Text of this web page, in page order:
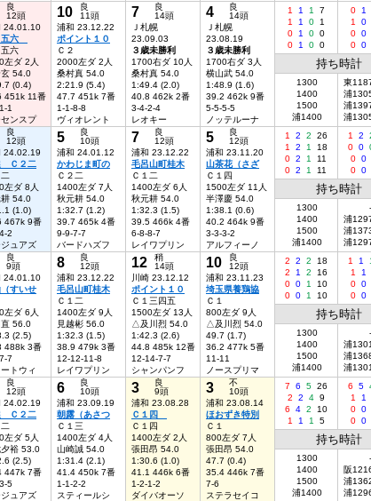
良
12頭
24.01.10
五六
五六
左ダ 2人
54.0
(0.4)
451k 11番
1
センスプ
10
良
11頭
浦和 23.12.22
ポイント１０
Ｃ２
2000左ダ 2人
桑村真 54.0
2:21.9 (5.4)
47.7 451k 7番
1-1-8-8
ヴィオレント
7
良
14頭
Ｊ札幌
23.09.03
３歳未勝利
1700右ダ 10人
桑村真 54.0
1:49.4 (2.0)
40.8 462k 2番
3-4-2-4
レオキー
4
良
14頭
Ｊ札幌
23.08.19
３歳未勝利
1700右ダ 3人
横山武 54.0
1:48.9 (1.6)
39.2 462k 9番
5-5-5-5
ノッテルーナ
1 1 1
7
1
1 0
1
0
1 0 0
0
1 0 0
0 1
1
0
0 0
0 0
持ち時計
1300
1400
1500
浦1400
東
浦
浦
浦
良
12頭
24.02.19
Ｃ２二
左ダ 8人
54.0
(1.0)
467k 9番
2
ュアズ
5
良
10頭
浦和 24.01.12
かわじま町の
Ｃ２二
1400左ダ 7人
秋元耕 54.0
1:32.7 (1.2)
39.7 465k 4番
9-9-7-7
バードハズフ
7
良
12頭
浦和 23.12.22
毛呂山町桂木
Ｃ１二
1400左ダ 6人
秋元耕 54.0
1:32.3 (1.5)
39.5 466k 4番
6-8-8-7
レイワプリン
5
良
12頭
浦和 23.11.20
山茶花（さざ
Ｃ１四
1500左ダ 11人
半澤慶 54.0
1:38.1 (0.6)
40.2 464k 9番
3-3-3-2
アルフィーノ
1 2 2
26
1
2 1
18
0 2 1
11
0 2 1 11
1 2
0 0
0 0
0 0
持ち時計
1300
1400
1500
浦1400
-
浦
浦
浦
良
9頭
24.01.10
すいせ
左ダ 6人
56.0
(2.5)
488k 3番
7
トウィ
8
良
12頭
浦和 23.12.22
毛呂山町桂木
Ｃ１二
1400左ダ 9人
見越彬 56.0
1:32.3 (1.5)
38.9 479k 3番
12-12-11-8
レイワプリン
12
稍
14頭
川崎 23.12.12
ポイント１０
Ｃ１三四五
1500左ダ 13人
△及川烈 54.0
1:42.3 (2.6)
44.8 485k 12番
12-14-7-7
シャンパンフ
10
良
12頭
浦和 23.11.23
埼玉県養鶏協
Ｃ１
800左ダ 9人
△及川烈 54.0
49.7 (1.7)
36.2 477k 5番
11-11
ノースプリマ
2 2 2
18
2
1 2
16
0 0 1
10
0 0 1 10
1 1
1
1
0 0
0 0
持ち時計
1300
1400
1500
浦1400
-
浦
浦
浦
良
12頭
24.02.19
Ｃ２二
左ダ 5人
裕 53.0
(2.5)
447k 7番
5
ュアズ
6
良
10頭
浦和 23.09.19
朝露（あさつ
Ｃ１三
1400左ダ 4人
山崎誠 54.0
1:31.4 (2.1)
41.4 450k 7番
1-1-2-2
スティールシ
3
良
9頭
浦和 23.08.28
Ｃ１四
Ｃ１四
1400左ダ 2人
張田昂 54.0
1:30.6 (1.0)
41.1 446k 6番
1-2-1-2
ダイバオーソ
3
不
10頭
浦和 23.08.14
ほおずき特別
Ｃ１
800左ダ 7人
張田昂 54.0
47.7 (0.4)
35.4 446k 7番
7-6
ステラセイコ
7 6 5 26
2
2 4 9
6
4 2
10
1
1 1 5
6 5
1
1
0 0
0 0
持ち時計
1300
1400
1500
浦1400
-
阪
浦
浦